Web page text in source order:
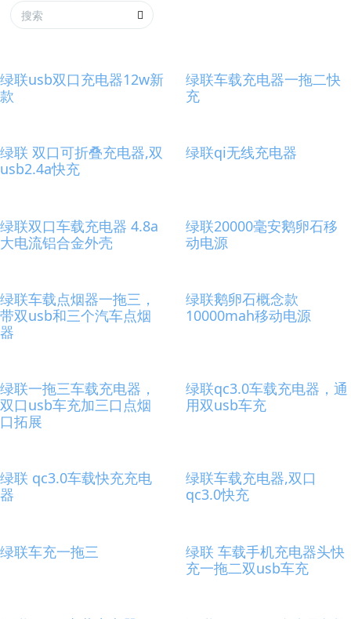
绿联usb双口充电器12w新
款
绿联车载充电器一拖二快
充
绿联 双口可折叠充电器,双
usb2.4a快充
绿联qi无线充电器
绿联双口车载充电器 4.8a
大电流铝合金外壳
绿联20000毫安鹅卵石移
动电源
绿联车载点烟器一拖三，
带双usb和三个汽车点烟
器
绿联鹅卵石概念款
10000mah移动电源
绿联一拖三车载充电器，
双口usb车充加三口点烟
口拓展
绿联qc3.0车载充电器，通
用双usb车充
绿联 qc3.0车载快充充电
器
绿联车载充电器,双口
qc3.0快充
绿联车充一拖三
绿联 车载手机充电器头快
充一拖二双usb车充